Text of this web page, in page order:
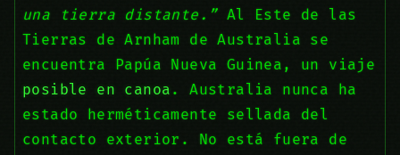
una tierra distante.”Al Este de las
Tierras de Arnham de Australia se
encuentra Papúa Nueva Guinea, un viaje
posible en canoa . Australia nunca ha
estado herméticamente sellada del
contacto exterior. No está fuera de